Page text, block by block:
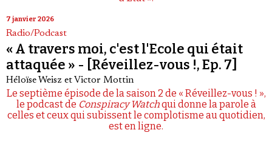
7 janvier 2026
Radio/Podcast
« A travers moi, c'est l'Ecole qui était
attaquée » - [Réveillez-vous !, Ep. 7]
Héloïse Weisz et Victor Mottin
Le septième épisode de la saison 2 de « Réveillez-vous ! »,
le podcast de Conspiracy Watchqui donne la parole à
celles et ceux qui subissent le complotisme au quotidien,
est en ligne.